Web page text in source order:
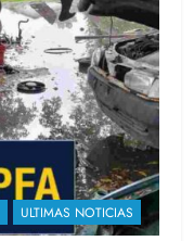
ULTIMAS NOTICIAS